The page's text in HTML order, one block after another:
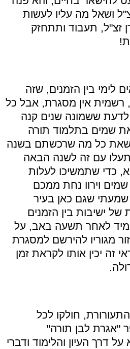
ושאל מה עליו לעשות
זצ"ל, תעבוד ותתחזק
לימי בין הזמנים, שזה
רשמית אין מסגרת, אבל כל
ששמונה שנים קנה
שמים בתלמוד תורה
שאת כל מה שרכשתם בשנה
עם זה לשנה הבאה
כדי שתמשיכו לעלות
וירוו נחת ממכם
שמעתי שגם כאן בעיר
של ישיבות בין הזמנים
לאחר תשעה באב, על
מגוריו להירשם למסגרת
זה יכין אותו לקראת זמן
חולקו לכל
לבן תורה"
דרך העיון והלימוד ודברי